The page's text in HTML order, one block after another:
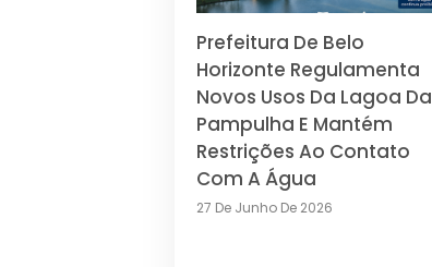
Prefeitura De Belo
Horizonte Regulamenta
Novos Usos Da Lagoa Da
Pampulha E Mantém
Restrições Ao Contato
Com A Água
27 De Junho De 2026